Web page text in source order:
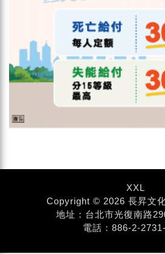
XXL
Copyright © 2026 長昇文
地址：台北市光復南路
電話：886-2-